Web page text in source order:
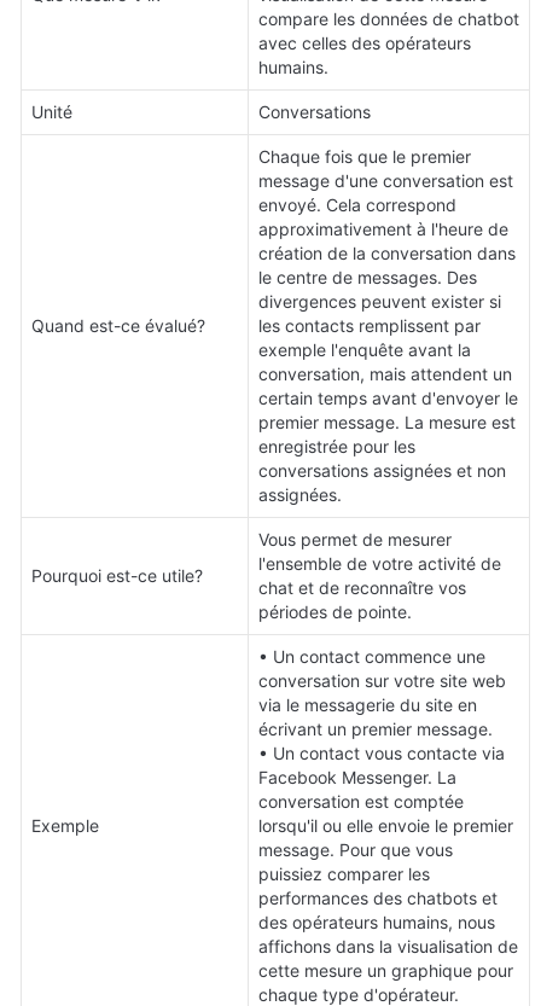
compare les données de chatbot
avec celles des opérateurs
humains.
Unité Conversations
Quand est-ce évalué?
Chaque fois que le premier
message d'une conversation est
envoyé. Cela correspond
approximativement à l'heure de
création de la conversation dans
le centre de messages. Des
divergences peuvent exister si
les contacts remplissent par
exemple l'enquête avant la
conversation, mais attendent un
certain temps avant d'envoyer le
premier message. La mesure est
enregistrée pour les
conversations assignées et non
assignées.
Pourquoi est-ce utile?
Vous permet de mesurer
l'ensemble de votre activité de
chat et de reconnaître vos
périodes de pointe.
Exemple
• Un contact commence une
conversation sur votre site web
via le messagerie du site en
écrivant un premier message.
• Un contact vous contacte via
Facebook Messenger. La
conversation est comptée
lorsqu'il ou elle envoie le premier
message. Pour que vous
puissiez comparer les
performances des chatbots et
des opérateurs humains, nous
affichons dans la visualisation de
cette mesure un graphique pour
chaque type d'opérateur.